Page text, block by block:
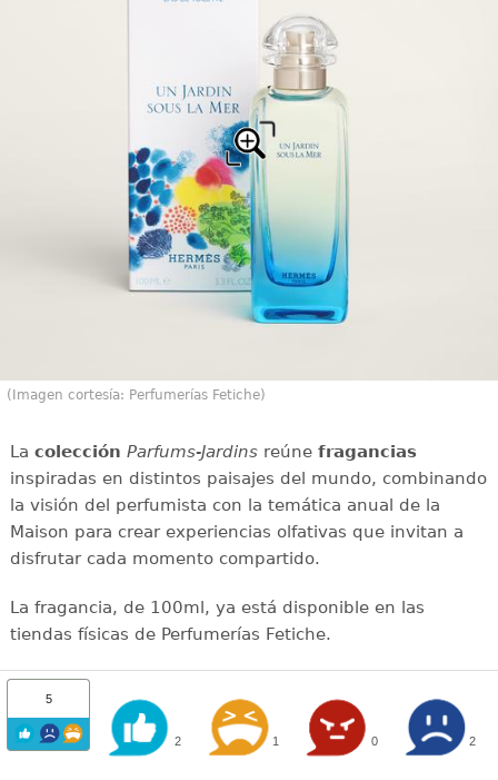
(Imagen cortesía: Perfumerías Fetiche)
La colección Parfums-Jardinsreúne fragancias
inspiradas en distintos paisajes del mundo, combinando
la visión del perfumista con la temática anual de la
Maison para crear experiencias olfativas que invitan a
disfrutar cada momento compartido.
La fragancia, de 100ml, ya está disponible en las
tiendas físicas de Perfumerías Fetiche.
5
2 1 0 2